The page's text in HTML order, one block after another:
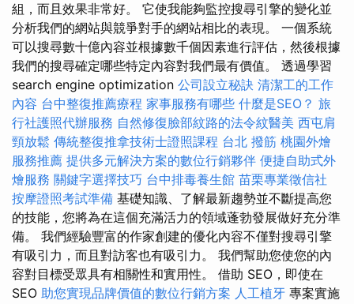
組，而且效果非常好。 它使我能夠監控搜尋引擎的變化並
分析我們的網站與競爭對手的網站相比的表現。 一個系統
可以搜尋數十億內容並根據數千個因素進行評估，然後根據
我們的搜尋確定哪些特定內容對我們最有價值。 透過學習
search engine optimization 公司設立秘訣 清潔工的工作
內容 台中整復推薦療程 家事服務有哪些 什麼是SEO？ 旅
行社護照代辦服務 自然修復臉部紋路的法令紋醫美 西屯肩
頸放鬆 傳統整復推拿技術士證照課程 台北 撥筋 桃園外燴
服務推薦 提供多元解決方案的數位行銷夥伴 便捷自助式外
燴服務 關鍵字選擇技巧 台中排毒養生館 苗栗專業徵信社
按摩證照考試準備 基礎知識、了解最新趨勢並不斷提高您
的技能，您將為在這個充滿活力的領域蓬勃發展做好充分準
備。 我們經驗豐富的作家創建的優化內容不僅對搜尋引擎
有吸引力，而且對訪客也有吸引力。 我們幫助您使您的內
容對目標受眾具有相關性和實用性。 借助 SEO，即使在
SEO 助您實現品牌價值的數位行銷方案 人工植牙 專案實施